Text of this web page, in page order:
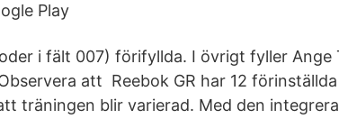
Play
i fält 007) förifyllda. I övrigt fyller Ange
att Reebok GR har 12 förinställda
träningen blir varierad. Med den